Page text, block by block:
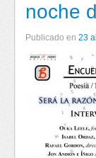
noche
Publicado en 23